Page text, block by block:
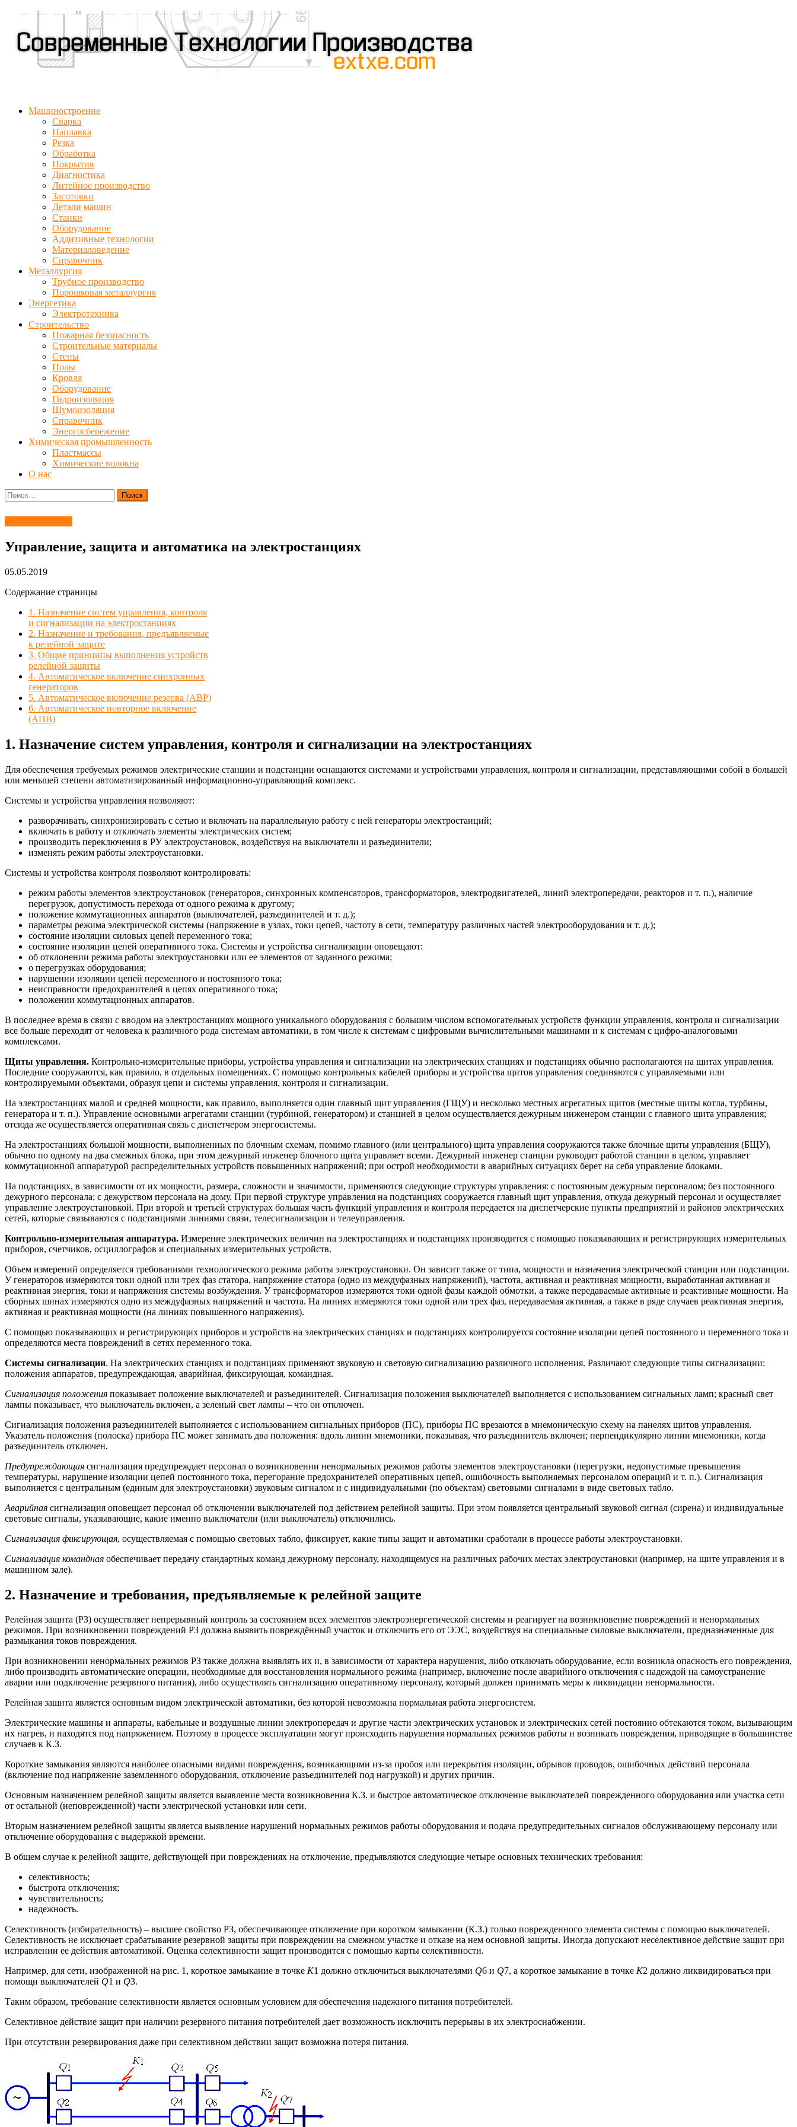
Машиностроение
Сварка
Наплавка
Резка
Обработка
Покрытия
Диагностика
Литейное производство
Заготовки
Детали машин
Станки
Оборудование
Аддитивные технологии
Материаловедение
Справочник
Металлургия
Трубное производство
Порошковая металлургия
Энергетика
Электротехника
Строительство
Пожарная безопасность
Строительные материалы
Стены
Полы
Кровля
Оборудование
Гидроизоляция
Шумоизоляция
Справочник
Энергосбережение
Химическая промышленность
Пластмассы
Химические волокна
О нас
Найти:
Управление, защита и автоматика на электростанциях
05.05.2019
Содержание страницы
1. Назначение систем управления, контроля
и сигнализации на электростанциях
2. Назначение и требования, предъявляемые
к релейной защите
3. Общие принципы выполнения устройств
релейной защиты
4. Автоматическое включение синхронных
генераторов
5. Автоматическое включение резерва (АВР)
6. Автоматическое повторное включение
(АПВ)
1. Назначение систем управления, контроля и сигнализации на электростанциях
Для обеспечения требуемых режимов электрические станции и подстанции оснащаются системами и устройствами управления, контроля и сигнализации, представляющими собой в большей
или меньшей степени автоматизированный информационно-управляющий комплекс.
Системы и устройства управления позволяют:
разворачивать, синхронизировать с сетью и включать на параллельную работу с ней генераторы электростанций;
включать в работу и отключать элементы электрических систем;
производить переключения в РУ электроустановок, воздействуя на выключатели и разъединители;
изменять режим работы электроустановки.
Системы и устройства контроля позволяют контролировать:
режим работы элементов электроустановок (генераторов, синхронных компенсаторов, трансформаторов, электродвигателей, линий электропередачи, реакторов и т. п.), наличие
перегрузок, допустимость перехода от одного режима к другому;
положение коммутационных аппаратов (выключателей, разъединителей и т. д.);
параметры режима электрической системы (напряжение в узлах, токи цепей, частоту в сети, температуру различных частей электрооборудования и т. д.);
состояние изоляции силовых цепей переменного тока;
состояние изоляции цепей оперативного тока. Системы и устройства сигнализации оповещают:
об отклонении режима работы электроустановки или ее элементов от заданного режима;
о перегрузках оборудования;
нарушении изоляции цепей переменного и постоянного тока;
неисправности предохранителей в цепях оперативного тока;
положении коммутационных аппаратов.
В последнее время в связи с вводом на электростанциях мощного уникального оборудования с большим числом вспомогательных устройств функции управления, контроля и сигнализации
все больше переходят от человека к различного рода системам автоматики, в том числе к системам с цифровыми вычислительными машинами и к системам с цифро-аналоговыми
комплексами.
Щиты управления. Контрольно-измерительные приборы, устройства управления и сигнализации на электрических станциях и подстанциях обычно располагаются на щитах управления.
Последние сооружаются, как правило, в отдельных помещениях. С помощью контрольных кабелей приборы и устройства щитов управления соединяются с управляемыми или
контролируемыми объектами, образуя цепи и системы управления, контроля и сигнализации.
На электростанциях малой и средней мощности, как правило, выполняется один главный щит управления (ГЩУ) и несколько местных агрегатных щитов (местные щиты котла, турбины,
генератора и т. п.). Управление основными агрегатами станции (турбиной, генератором) и станцией в целом осуществляется дежурным инженером станции с главного щита управления;
отсюда же осуществляется оперативная связь с диспетчером энергосистемы.
На электростанциях большой мощности, выполненных по блочным схемам, помимо главного (или центрального) щита управления сооружаются также блочные щиты управления (БЩУ),
обычно по одному на два смежных блока, при этом дежурный инженер блочного щита управляет всеми. Дежурный инженер станции руководит работой станции в целом, управляет
коммутационной аппаратурой распределительных устройств повышенных напряжений; при острой необходимости в аварийных ситуациях берет на себя управление блоками.
На подстанциях, в зависимости от их мощности, размера, сложности и значимости, применяются следующие структуры управления: с постоянным дежурным персоналом; без постоянного
дежурного персонала; с дежурством персонала на дому. При первой структуре управления на подстанциях сооружается главный щит управления, откуда дежурный персонал и осуществляет
управление электроустановкой. При второй и третьей структурах большая часть функций управления и контроля передается на диспетчерские пункты предприятий и районов электрических
сетей, которые связываются с подстанциями линиями связи, телесигнализации и телеуправления.
Контрольно-измерительная аппаратура. Измерение электрических величин на электростанциях и подстанциях производится с помощью показывающих и регистрирующих измерительных
приборов, счетчиков, осциллографов и специальных измерительных устройств.
Объем измерений определяется требованиями технологического режима работы электроустановки. Он зависит также от типа, мощности и назначения электрической станции или подстанции.
У генераторов измеряются токи одной или трех фаз статора, напряжение статора (одно из междуфазных напряжений), частота, активная и реактивная мощности, выработанная активная и
реактивная энергия, токи и напряжения системы возбуждения. У трансформаторов измеряются токи одной фазы каждой обмотки, а также передаваемые активные и реактивные мощности. На
сборных шинах измеряются одно из междуфазных напряжений и частота. На линиях измеряются токи одной или трех фаз, передаваемая активная, а также в ряде случаев реактивная энергия,
активная и реактивная мощности (на линиях повышенного напряжения).
С помощью показывающих и регистрирующих приборов и устройств на электрических станциях и подстанциях контролируется состояние изоляции цепей постоянного и переменного тока и
определяются места повреждений в сетях переменного тока.
Системы сигнализации. На электрических станциях и подстанциях применяют звуковую и световую сигнализацию различного исполнения. Различают следующие типы сигнализации:
положения аппаратов, предупреждающая, аварийная, фиксирующая, командная.
Сигнализация положения показывает положение выключателей и разъединителей. Сигнализация положения выключателей выполняется с использованием сигнальных ламп; красный свет
лампы показывает, что выключатель включен, а зеленый свет лампы – что он отключен.
Сигнализация положения разъединителей выполняется с использованием сигнальных приборов (ПС), приборы ПС врезаются в мнемоническую схему на панелях щитов управления.
Указатель положения (полоска) прибора ПС может занимать два положения: вдоль линии мнемоники, показывая, что разъединитель включен; перпендикулярно линии мнемоники, когда
разъединитель отключен.
Предупреждающая сигнализация предупреждает персонал о возникновении ненормальных режимов работы элементов электроустановки (перегрузки, недопустимые превышения
температуры, нарушение изоляции цепей постоянного тока, перегорание предохранителей оперативных цепей, ошибочность выполняемых персоналом операций и т. п.). Сигнализация
выполняется с центральным (единым для электроустановки) звуковым сигналом и с индивидуальными (по объектам) световыми сигналами в виде световых табло.
Аварийная сигнализация оповещает персонал об отключении выключателей под действием релейной защиты. При этом появляется центральный звуковой сигнал (сирена) и индивидуальные
световые сигналы, указывающие, какие именно выключатели (или выключатель) отключились.
Сигнализация фиксирующая, осуществляемая с помощью световых табло, фиксирует, какие типы защит и автоматики сработали в процессе работы электроустановки.
Сигнализация командная обеспечивает передачу стандартных команд дежурному персоналу, находящемуся на различных рабочих местах электроустановки (например, на щите управления и в
машинном зале).
2. Назначение и требования, предъявляемые к релейной защите
Релейная защита (РЗ) осуществляет непрерывный контроль за состоянием всех элементов электроэнергетической системы и реагирует на возникновение повреждений и ненормальных
режимов. При возникновении повреждений РЗ должна выявить повреждённый участок и отключить его от ЭЭС, воздействуя на специальные силовые выключатели, предназначенные для
размыкания токов повреждения.
При возникновении ненормальных режимов РЗ также должна выявлять их и, в зависимости от характера нарушения, либо отключать оборудование, если возникла опасность его повреждения,
либо производить автоматические операции, необходимые для восстановления нормального режима (например, включение после аварийного отключения с надеждой на самоустранение
аварии или подключение резервного питания), либо осуществлять сигнализацию оперативному персоналу, который должен принимать меры к ликвидации ненормальности.
Релейная защита является основным видом электрической автоматики, без которой невозможна нормальная работа энергосистем.
Электрические машины и аппараты, кабельные и воздушные линии электропередач и другие части электрических установок и электрических сетей постоянно обтекаются током, вызывающим
их нагрев, и находятся под напряжением. Поэтому в процессе эксплуатации могут происходить нарушения нормальных режимов работы и возникать повреждения, приводящие в большинстве
случаев к К.З.
Короткие замыкания являются наиболее опасными видами повреждения, возникающими из-за пробоя или перекрытия изоляции, обрывов проводов, ошибочных действий персонала
(включение под напряжение заземленного оборудования, отключение разъединителей под нагрузкой) и других причин.
Основным назначением релейной защиты является выявление места возникновения К.З. и быстрое автоматическое отключение выключателей поврежденного оборудования или участка сети
от остальной (неповрежденной) части электрической установки или сети.
Вторым назначением релейной защиты является выявление нарушений нормальных режимов работы оборудования и подача предупредительных сигналов обслуживающему персоналу или
отключение оборудования с выдержкой времени.
В общем случае к релейной защите, действующей при повреждениях на отключение, предъявляются следующие четыре основных технических требования:
селективность;
быстрота отключения;
чувствительность;
надежность.
Селективность (избирательность) – высшее свойство РЗ, обеспечивающее отключение при коротком замыкании (К.З.) только поврежденного элемента системы с помощью выключателей.
Селективность не исключает срабатывание резервной защиты при повреждении на смежном участке и отказе на нем основной защиты. Иногда допускают неселективное действие защит при
исправлении ее действия автоматикой. Оценка селективности защит производится с помощью карты селективности.
Например, для сети, изображенной на рис. 1, короткое замыкание в точке К1 должно отключиться выключателями Q6 и Q7, а короткое замыкание в точке К2 должно ликвидироваться при
помощи выключателей Q1 и Q3.
Таким образом, требование селективности является основным условием для обеспечения надежного питания потребителей.
Селективное действие защит при наличии резервного питания потребителей дает возможность исключить перерывы в их электроснабжении.
При отсутствии резервирования даже при селективном действии защит возможна потеря питания.